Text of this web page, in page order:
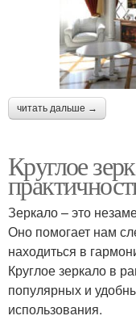
читать дальше →
Круглое
Зеркало – это
Оно помогает нам
находиться в
Круглое зеркало в
популярных и
использования.